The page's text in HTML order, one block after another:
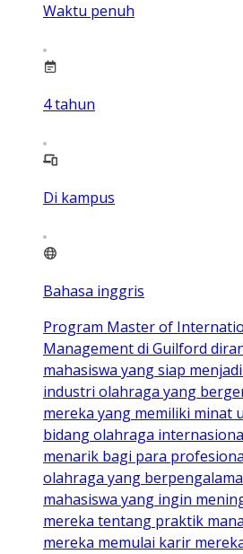
Waktu penuh
4tahun
Di kampus
Bahasa inggris
Program Master of
Management di Guilford
mahasiswa yang siap
industri olahraga yang
mereka yang memiliki minat
bidang olahraga
menarik bagi para
olahraga yang
mahasiswa yang ingin
mereka tentang praktik
mereka memulai karir